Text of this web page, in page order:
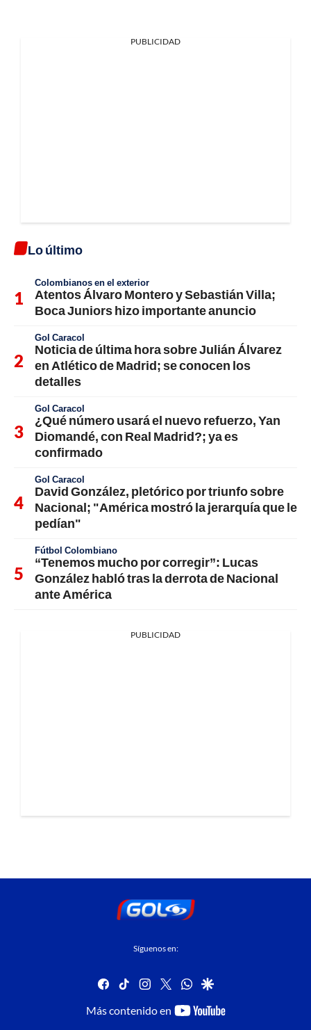
PUBLICIDAD
Lo último
Colombianos en el exterior
Atentos Álvaro Montero y Sebastián Villa;
Boca Juniors hizo importante anuncio
Gol Caracol
Noticia de última hora sobre Julián Álvarez
en Atlético de Madrid; se conocen los
detalles
Gol Caracol
¿Qué número usará el nuevo refuerzo, Yan
Diomandé, con Real Madrid?; ya es
confirmado
Gol Caracol
David González, pletórico por triunfo sobre
Nacional; "América mostró la jerarquía que le
pedían"
Fútbol Colombiano
“Tenemos mucho por corregir”: Lucas
González habló tras la derrota de Nacional
ante América
PUBLICIDAD
Síguenos en:
facebook
tiktok instagram
twitterwhatsapp
google
Más contenido en
youtube-